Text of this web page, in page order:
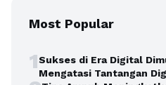
Most Popular
1Sukses di Era Digital
Mengatasi Tantangan